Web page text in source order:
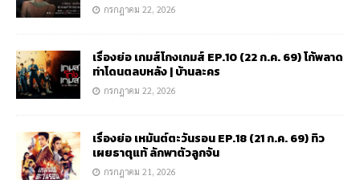
กรกฎาคม 22, 2026
เรื่องย่อ เกมส์โกงเกมส์ EP.10 (22 ก.ค. 69) โก้พลาด
ท่าโดนตลบหลัง | บ้านละคร
กรกฎาคม 22, 2026
เรื่องย่อ เหมันต์ตะวันรอน EP.18 (21 ก.ค. 69) ทิว
เผยธาตุแท้ ลักพาตัวลูกจัน
กรกฎาคม 21, 2026